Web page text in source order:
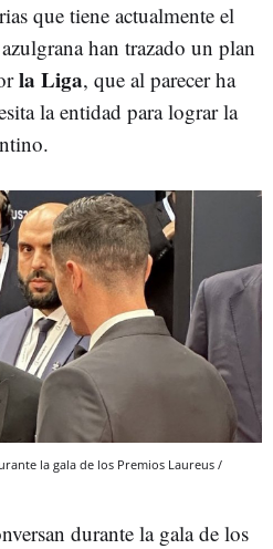
que tiene actualmente el
han trazado un plan
la Liga, que al parecer ha
la entidad para lograr la
la gala de los Premios Laureus /
durante la gala de los